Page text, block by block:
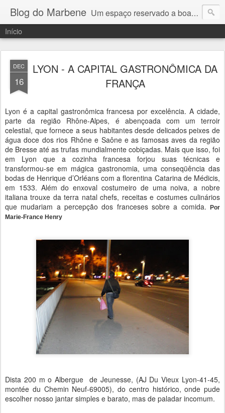
Blog do Marbene Um espaço reservado a boa mesa
Início
DEC
16
LYON - A CAPITAL GASTRONÔMICA DA
FRANÇA
Lyon é a capital gastronômica francesa por excelência. A cidade,
parte da região Rhône-Alpes, é abençoada com um terroir
celestial, que fornece a seus habitantes desde delicados peixes de
água doce dos rios Rhône e Saône e as famosas aves da região
de Bresse até as trufas mundialmente cobiçadas. Mais que isso, foi
em Lyon que a cozinha francesa forjou suas técnicas e
transformou-se em mágica gastronomia, uma conseqüência das
bodas de Henrique d’Orléans com a florentina Catarina de Médicis,
em 1533. Além do enxoval costumeiro de uma noiva, a nobre
italiana trouxe da terra natal chefs, receitas e costumes culinários
que mudariam a percepção dos franceses sobre a comida.
Por
Marie-France Henry
Dista 200 m o Albergue de Jeunesse, (AJ Du Vieux Lyon-41-45,
montée du Chemin Neuf-69005), do centro histórico, onde pude
escolher nosso jantar simples e barato, mas de paladar incomum.